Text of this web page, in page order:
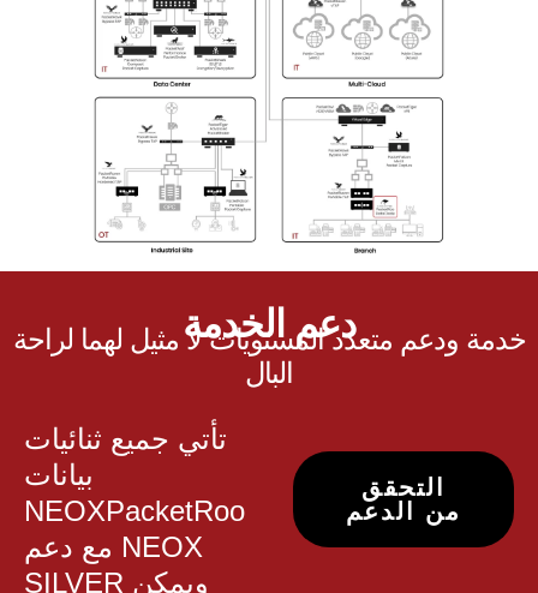
دعم الخدمة
خدمة ودعم متعدد المستويات لا مثيل لهما لراحة
البال
تأتي جميع ثنائيات
بيانات
NEOXPacketRoo
مع دعم NEOX
SILVER ويمكن
التحقق
من الدعم